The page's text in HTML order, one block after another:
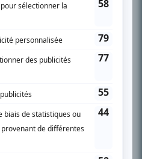
TV Hebdo de 1996 à 2001. Sa
l’entendre régulièrement commenter